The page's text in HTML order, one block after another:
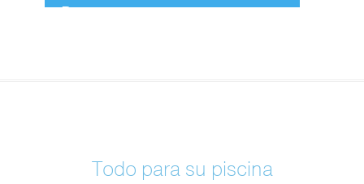
Ponte en contacto con nosotros
Todo para su piscina